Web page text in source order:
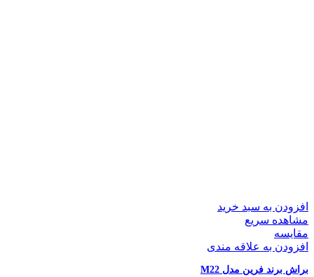
افزودن به سبد خرید
مشاهده سریع
مقایسه
افزودن به علاقه مندی
براش برند فرین مدل M22